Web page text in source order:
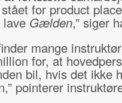
for product
Gælden,” siger
mange
for, at
bil, hvis det ikke
pointerer